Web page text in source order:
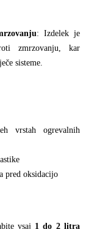
: Izdelek je
zmrzovanju, kar
sisteme.
vrstah ogrevalnih
pred oksidacijo
vsaj 1 do 2 litra